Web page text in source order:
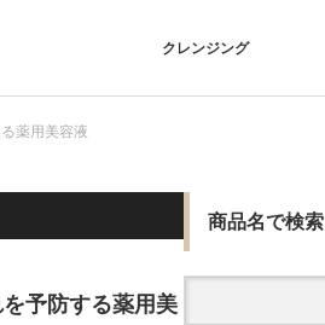
クレンジング
薬用美容液
予防する薬用美
商品名で検索